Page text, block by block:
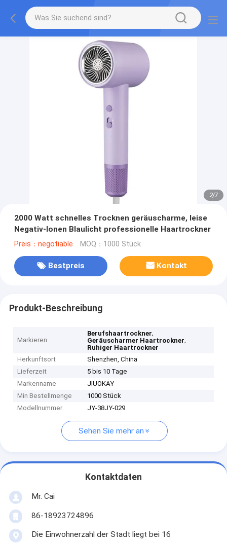
2/7
2000 Watt schnelles Trocknen geräuscharme, leise
Negativ-Ionen Blaulicht professionelle Haartrockner
Preis：negotiable MOQ：1000 Stück
Bestpreis Kontakt
Produkt-Beschreibung
Markieren
Berufshaartrockner,
Geräuscharmer Haartrockner,
Ruhiger Haartrockner
Herkunftsort
Shenzhen, China
Lieferzeit
5 bis 10 Tage
Markenname
JIUOKAY
Min Bestellmenge
1000 Stück
Modellnummer
JY-38JY-029
Sehen Sie mehr an
Kontaktdaten
Mr. Cai
86-18923724896
Die Einwohnerzahl der Stadt liegt bei 16